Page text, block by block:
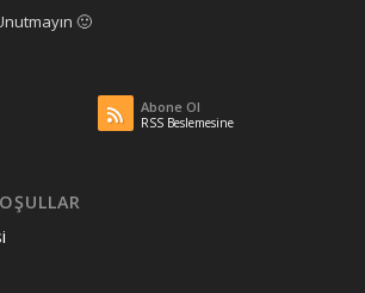
🙂
Abone Ol
RSS Beslemesine